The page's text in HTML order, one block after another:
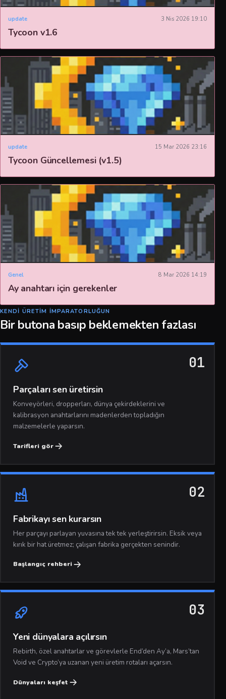
update 3 Nis 2026 19:10
Tycoon v1.6
update 15 Mar 2026 23:16
Tycoon Güncellemesi (v1.5)
Genel 8 Mar 2026 14:19
Ay anahtarı için gerekenler
KENDI ÜRETIM IMPARATORLUĞUN
Bir butona basıp beklemekten fazlası
01
Parçaları sen üretirsin
Konveyörleri, dropperları, dünya çekirdeklerini ve
kalibrasyon anahtarlarını madenlerden topladığın
malzemelerle yaparsın.
Tarifleri gör
02
Fabrikayı sen kurarsın
Her parçayı parlayan yuvasına tek tek yerleştirirsin. Eksik veya
kırık bir hat üretmez; çalışan fabrika gerçekten senindir.
Başlangıç rehberi
03
Yeni dünyalara açılırsın
Rebirth, özel anahtarlar ve görevlerle End’den Ay’a, Mars’tan
Void ve Crypto’ya uzanan yeni üretim rotaları açarsın.
Dünyaları keşfet